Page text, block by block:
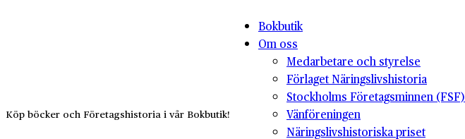
Köp böcker och Företagshistoria i vår Bokbutik!
Bokbutik
Om oss
Medarbetare och styrelse
Förlaget Näringslivshistoria
Stockholms Företagsminnen (FSF)
Vänföreningen
Näringslivshistoriska priset